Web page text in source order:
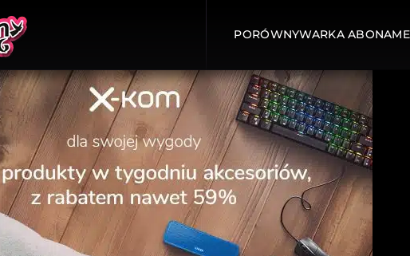
PORÓWNYWARKA